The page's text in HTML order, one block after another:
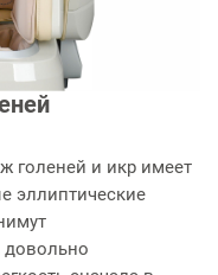
голеней и икр имеет
эллиптические